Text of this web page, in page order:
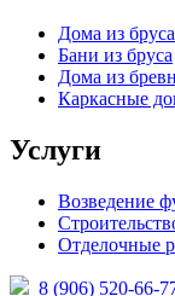
Дома из бруса
Бани из бруса
Дома из
Каркасные
Услуги
Возведение
Отделочные
8 (906) 520-66-